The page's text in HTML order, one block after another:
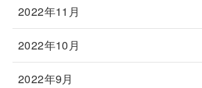
2022年11月
2022年10月
2022年9月